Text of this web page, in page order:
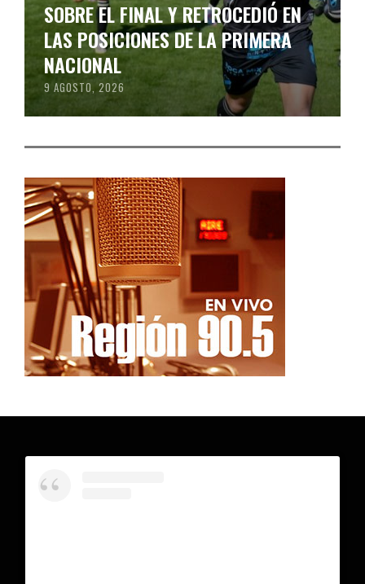
SOBRE EL FINAL Y RETROCEDIÓ EN
LAS POSICIONES DE LA PRIMERA
NACIONAL
9 AGOSTO, 2026